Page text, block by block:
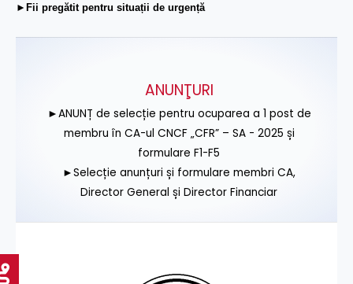
►Fii pregătit pentru situații de urgență
ANUNŢURI
►ANUNȚ de selecție pentru ocuparea a 1 post de
membru în CA-ul CNCF „CFR” – SA - 2025 și
formulare F1-F5
►Selecție anunțuri și formulare membri CA,
Director General și Director Financiar